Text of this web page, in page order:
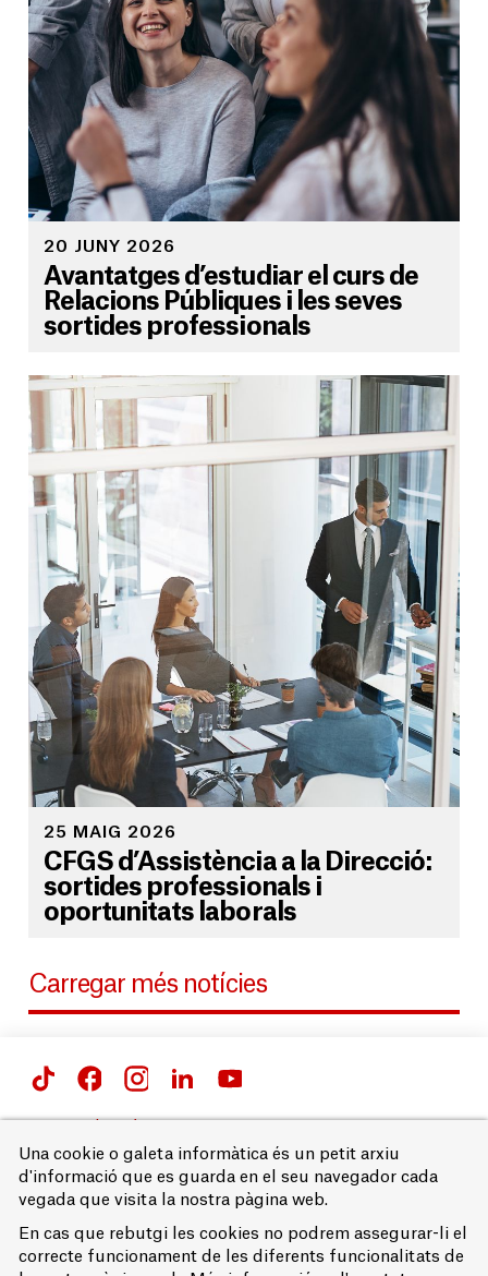
20 JUNY 2026
Avantatges d’estudiar el curs de
Relacions Públiques i les seves
sortides professionals
25 MAIG 2026
CFGS d’Assistència a la Direcció:
sortides professionals i
oportunitats laborals
Carregar més notícies
08007 Barcelona
T. 93 215 68 00
Avís legal
Accessibilitat
Política de privacitat
Política de cookies
Una cookie o galeta informàtica és un petit arxiu
d'informació que es guarda en el seu navegador cada
vegada que visita la nostra pàgina web.
En cas que rebutgi les cookies no podrem assegurar-li el
correcte funcionament de les diferents funcionalitats de